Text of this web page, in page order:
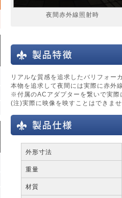
夜間赤外線照射時
リアルな質感を追求したバリフォー
本物を追求して夜間には実際に赤外
※付属のACアダプターを繋いで実際
(注)実際に映像を映すことはできま
外形寸法
重量
材質